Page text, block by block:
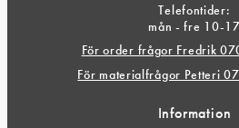
Telefontider:
mån - fre 10-17
För order frågor Fredrik
För materialfrågor Petteri
Information